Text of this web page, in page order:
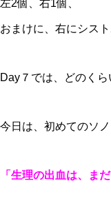
左2個、右1個、
おまけに、右にシス
Day７では、どのく
今日は、初めてのソノ
「生理の出血は、ま